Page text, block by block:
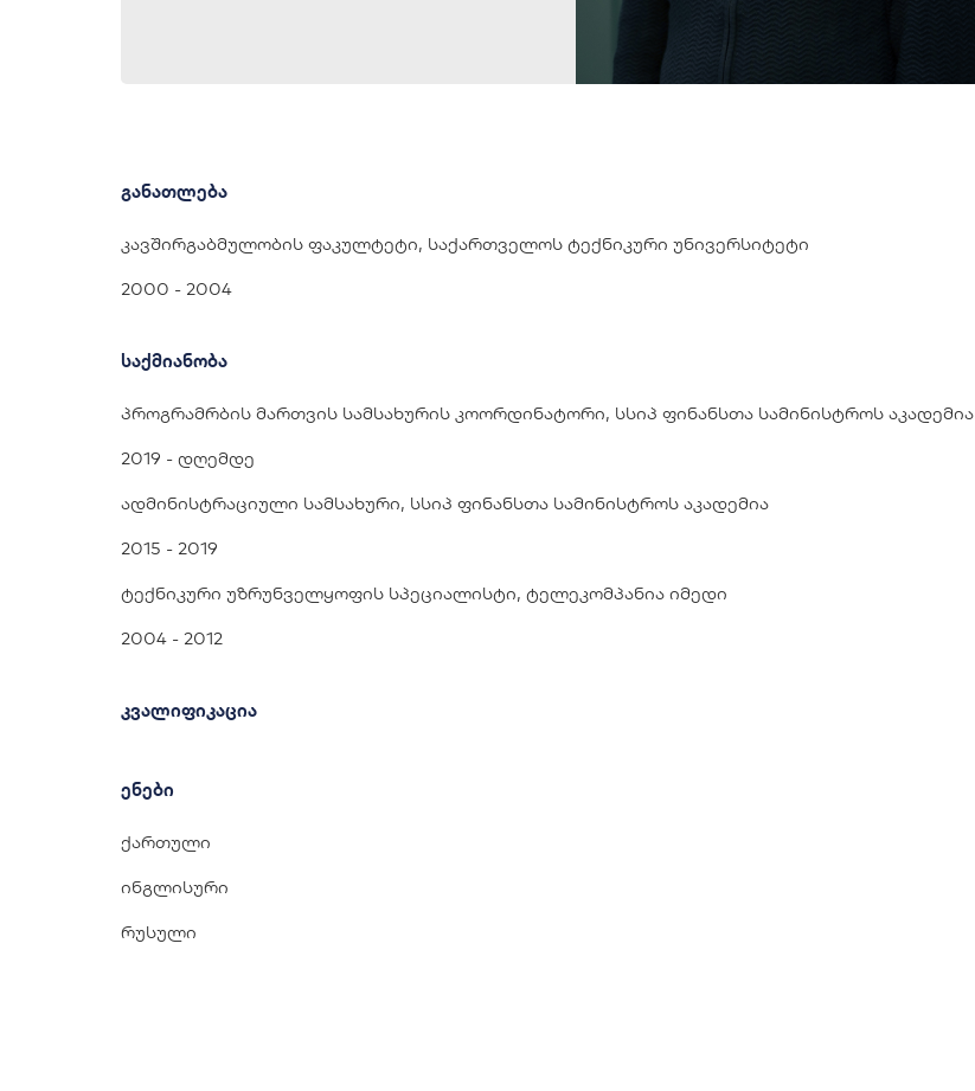
განათლება
კავშირგაბმულობის ფაკულტეტი, საქართველოს ტექნიკური უნივერსიტეტი
2000 - 2004
საქმიანობა
პროგრამრბის მართვის სამსახურის კოორდინატორი, სსიპ ფინანსთა სამინისტროს აკადემია
2019 - დღემდე
ადმინისტრაციული სამსახური, სსიპ ფინანსთა სამინისტროს აკადემია
2015 - 2019
ტექნიკური უზრუნველყოფის სპეციალისტი, ტელეკომპანია იმედი
2004 - 2012
კვალიფიკაცია
ენები
ქართული
ინგლისური
რუსული